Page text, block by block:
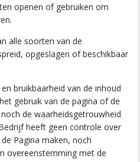
openen of gebruiken om
alle soorten van de
opgeslagen of beschikbaar
bruikbaarheid van de inhoud
gebruik van de pagina of de
de waarheidsgetrouwheid
heeft geen controle over
Pagina maken, noch
overeenstemming met de